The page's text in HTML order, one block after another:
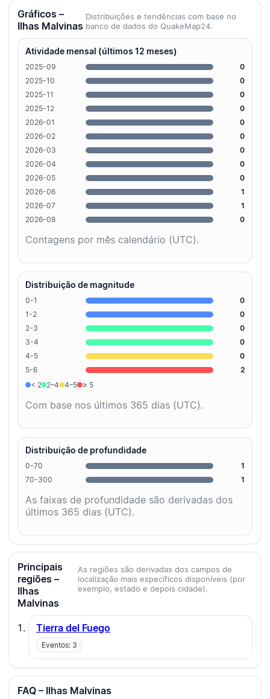
Gráficos –
Ilhas Malvinas
Distribuições e tendências com base no
banco de dados do QuakeMap24.
Atividade mensal (últimos 12 meses)
2025-09
0
2025-10
0
2025-11
0
2025-12
0
2026-01
0
2026-02
0
2026-03
0
2026-04
0
2026-05
0
2026-06
1
2026-07
1
2026-08
0
Contagens por mês calendário (UTC).
Distribuição de magnitude
0-1
0
1-2
0
2-3
0
3-4
0
4-5
0
5-6
2
< 2
2–4 4–5 ≥ 5
Com base nos últimos 365 dias (UTC).
Distribuição de profundidade
0-70
1
70-300
1
As faixas de profundidade são derivadas dos
últimos 365 dias (UTC).
Principais
regiões –
Ilhas
Malvinas
As regiões são derivadas dos campos de
localização mais específicos disponíveis (por
exemplo, estado e depois cidade).
Tierra del Fuego
Eventos: 3
FAQ – Ilhas Malvinas